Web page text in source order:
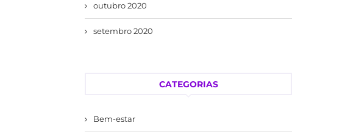
outubro 2020
setembro 2020
CATEGORIAS
Bem-estar